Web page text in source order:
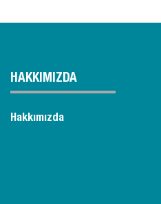
HAKKIMIZDA
Hakkımızda